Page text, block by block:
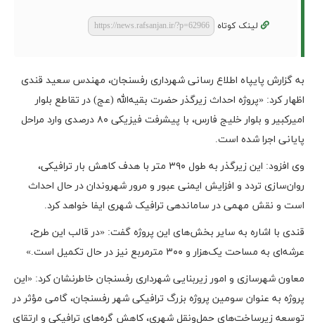
لینک کوتاه
به گزارش پایپاه اطلاع رسانی شهرداری رفسنجان، مهندس سعید قندی
اظهار کرد: «پروژه احداث زیرگذر حضرت بقیه‌الله (عج) در تقاطع بلوار
امیرکبیر و بلوار خلیج فارس، با پیشرفت فیزیکی ۸۰ درصدی وارد مراحل
پایانی اجرا شده است.
وی افزود: این زیرگذر به طول ۳۹۰ متر با هدف کاهش بار ترافیکی،
روان‌سازی تردد و افزایش ایمنی عبور و مرور شهروندان در حال احداث
است و نقش مهمی در ساماندهی ترافیک شهری ایفا خواهد کرد.
قندی با اشاره به سایر بخش‌های این پروژه گفت: «در قالب این طرح،
عرشه‌ای به مساحت یک‌هزار و ۳۰۰ مترمربع نیز در حال تکمیل است.»
معاون شهرسازی و امور زیربنایی شهرداری رفسنجان خاطرنشان کرد: «این
پروژه به عنوان سومین پروژه بزرگ ترافیکی شهر رفسنجان، گامی مؤثر در
توسعه زیرساخت‌های حمل‌ونقل شهری، کاهش گره‌های ترافیکی و ارتقای